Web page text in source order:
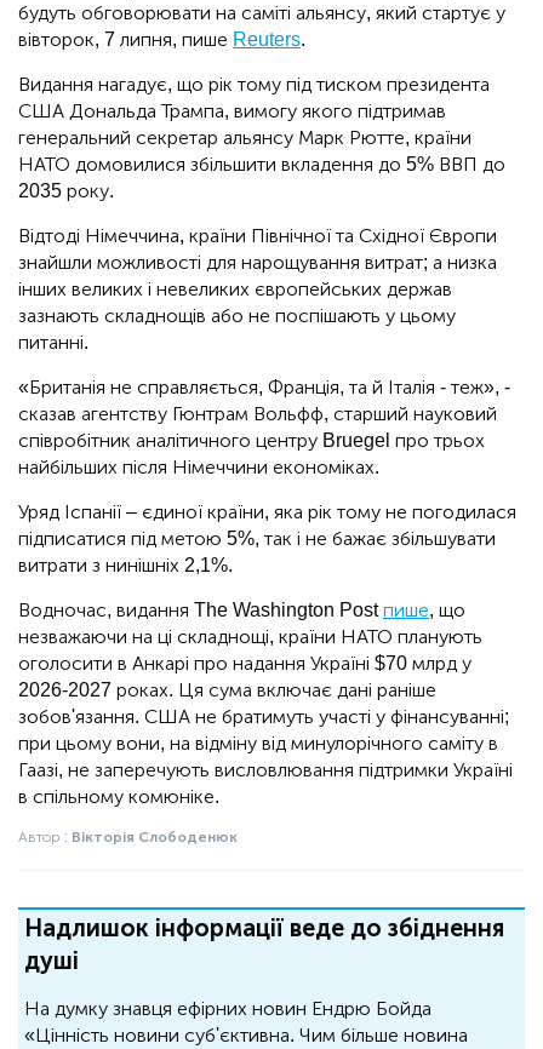
будуть обговорювати на саміті альянсу, який стартує у
вівторок, 7 липня, пише Reuters.
Видання нагадує, що рік тому під тиском президента
США Дональда Трампа, вимогу якого підтримав
генеральний секретар альянсу Марк Рютте, країни
НАТО домовилися збільшити вкладення до 5% ВВП до
2035 року.
Відтоді Німеччина, країни Північної та Східної Європи
знайшли можливості для нарощування витрат; а низка
інших великих і невеликих європейських держав
зазнають складнощів або не поспішають у цьому
питанні.
«Британія не справляється, Франція, та й Італія - теж», -
сказав агентству Гюнтрам Вольфф, старший науковий
співробітник аналітичного центру Bruegel про трьох
найбільших після Німеччини економіках.
Уряд Іспанії – єдиної країни, яка рік тому не погодилася
підписатися під метою 5%, так і не бажає збільшувати
витрати з нинішніх 2,1%.
Водночас, видання The Washington Postпише, що
незважаючи на ці складнощі, країни НАТО планують
оголосити в Анкарі про надання Україні $70 млрд у
2026-2027 роках. Ця сума включає дані раніше
зобов'язання. США не братимуть участі у фінансуванні;
при цьому вони, на відміну від минулорічного саміту в
Гаазі, не заперечують висловлювання підтримки Україні
в спільному комюніке.
Автор : Вікторія Слободенюк
Надлишок інформації веде до збіднення
душі
На думку знавця ефірних новин Ендрю Бойда
«Цінність новини суб'єктивна. Чим більше новина